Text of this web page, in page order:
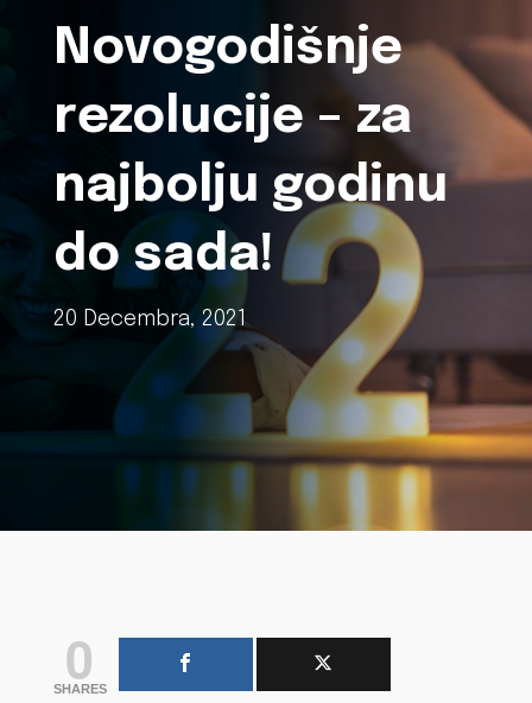
Novogodišnje
rezolucije – za
najbolju godinu
do sada!
20 Decembra, 2021
0
SHARES